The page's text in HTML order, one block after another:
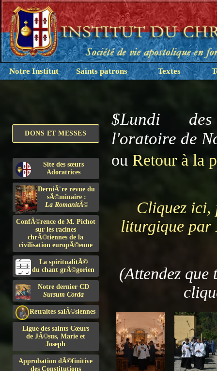
Notre Institut Saints patrons Textes
DONS ET MESSES
Site des sœurs
Adoratrices
DerniÃ¨re revue du
sÃ©minaire :
La RomanitÃ©
ConfÃ©rence de M. Pichot
sur les racines
chrÃ©tiennes de la
civilisation europÃ©enne
La spiritualitÃ©
du chant grÃ©gorien
Notre dernier CD
Sursum Corda
Retraites salÃ©siennes
Ligue des saints Cœurs
de JÃ©sus, Marie et
Joseph
Approbation dÃ©finitive
des Constitutions
$Lundi des
l'oratoire de
ou Retour à la
Cliquez ici,
liturgique par
(Attendez que